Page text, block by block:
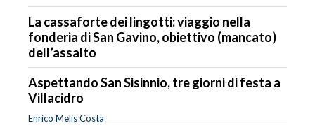
La cassaforte dei lingotti: viaggio nella
fonderia di San Gavino, obiettivo (mancato)
dell’assalto
Aspettando San Sisinnio, tre giorni di festa a
Villacidro
Enrico Melis Costa